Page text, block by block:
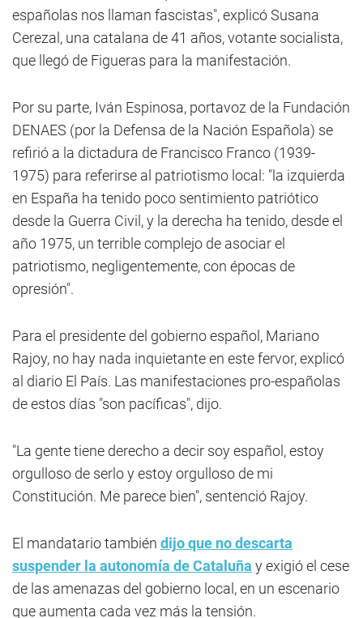
españolas nos llaman fascistas", explicó Susana
Cerezal, una catalana de 41 años, votante socialista,
que llegó de Figueras para la manifestación.
Por su parte, Iván Espinosa, portavoz de la Fundación
DENAES (por la Defensa de la Nación Española) se
refirió a la dictadura de Francisco Franco (1939-
1975) para referirse al patriotismo local: "la izquierda
en España ha tenido poco sentimiento patriótico
desde la Guerra Civil, y la derecha ha tenido, desde el
año 1975, un terrible complejo de asociar el
patriotismo, negligentemente, con épocas de
opresión".
Para el presidente del gobierno español, Mariano
Rajoy, no hay nada inquietante en este fervor, explicó
al diario El País. Las manifestaciones pro-españolas
de estos días "son pacíficas", dijo.
"La gente tiene derecho a decir soy español, estoy
orgulloso de serlo y estoy orgulloso de mi
Constitución. Me parece bien", sentenció Rajoy.
El mandatario también dijo que no descarta
suspender la autonomía de Cataluña y exigió el cese
de las amenazas del gobierno local, en un escenario
que aumenta cada vez más la tensión.